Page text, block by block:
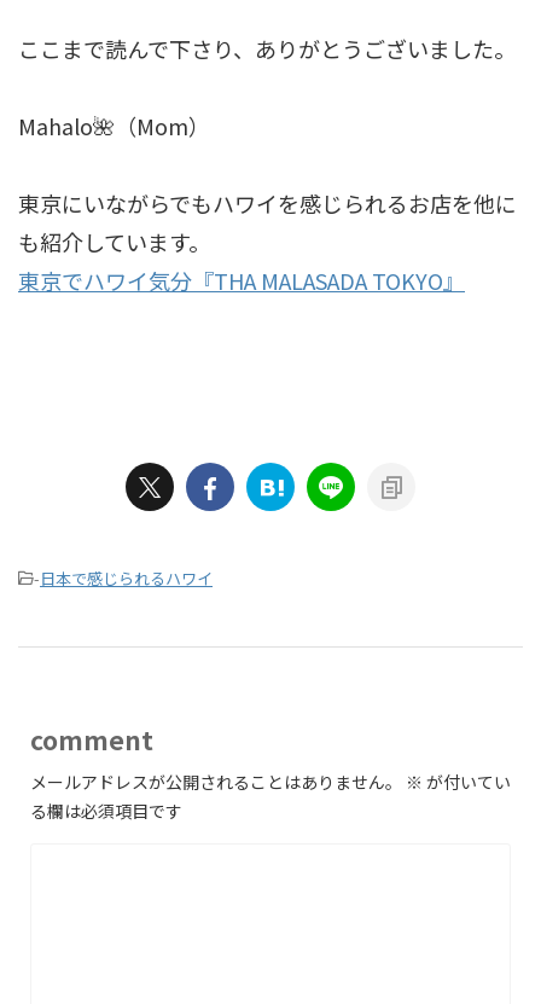
ここまで読んで下さり、ありがとうございました。
Mahalo🌺（Mom）
東京にいながらでもハワイを感じられるお店を他に
も紹介しています。
東京でハワイ気分『THA MALASADA TOKYO』
-日本で感じられるハワイ
comment
メールアドレスが公開されることはありません。 ※ が付いてい
る欄は必須項目です